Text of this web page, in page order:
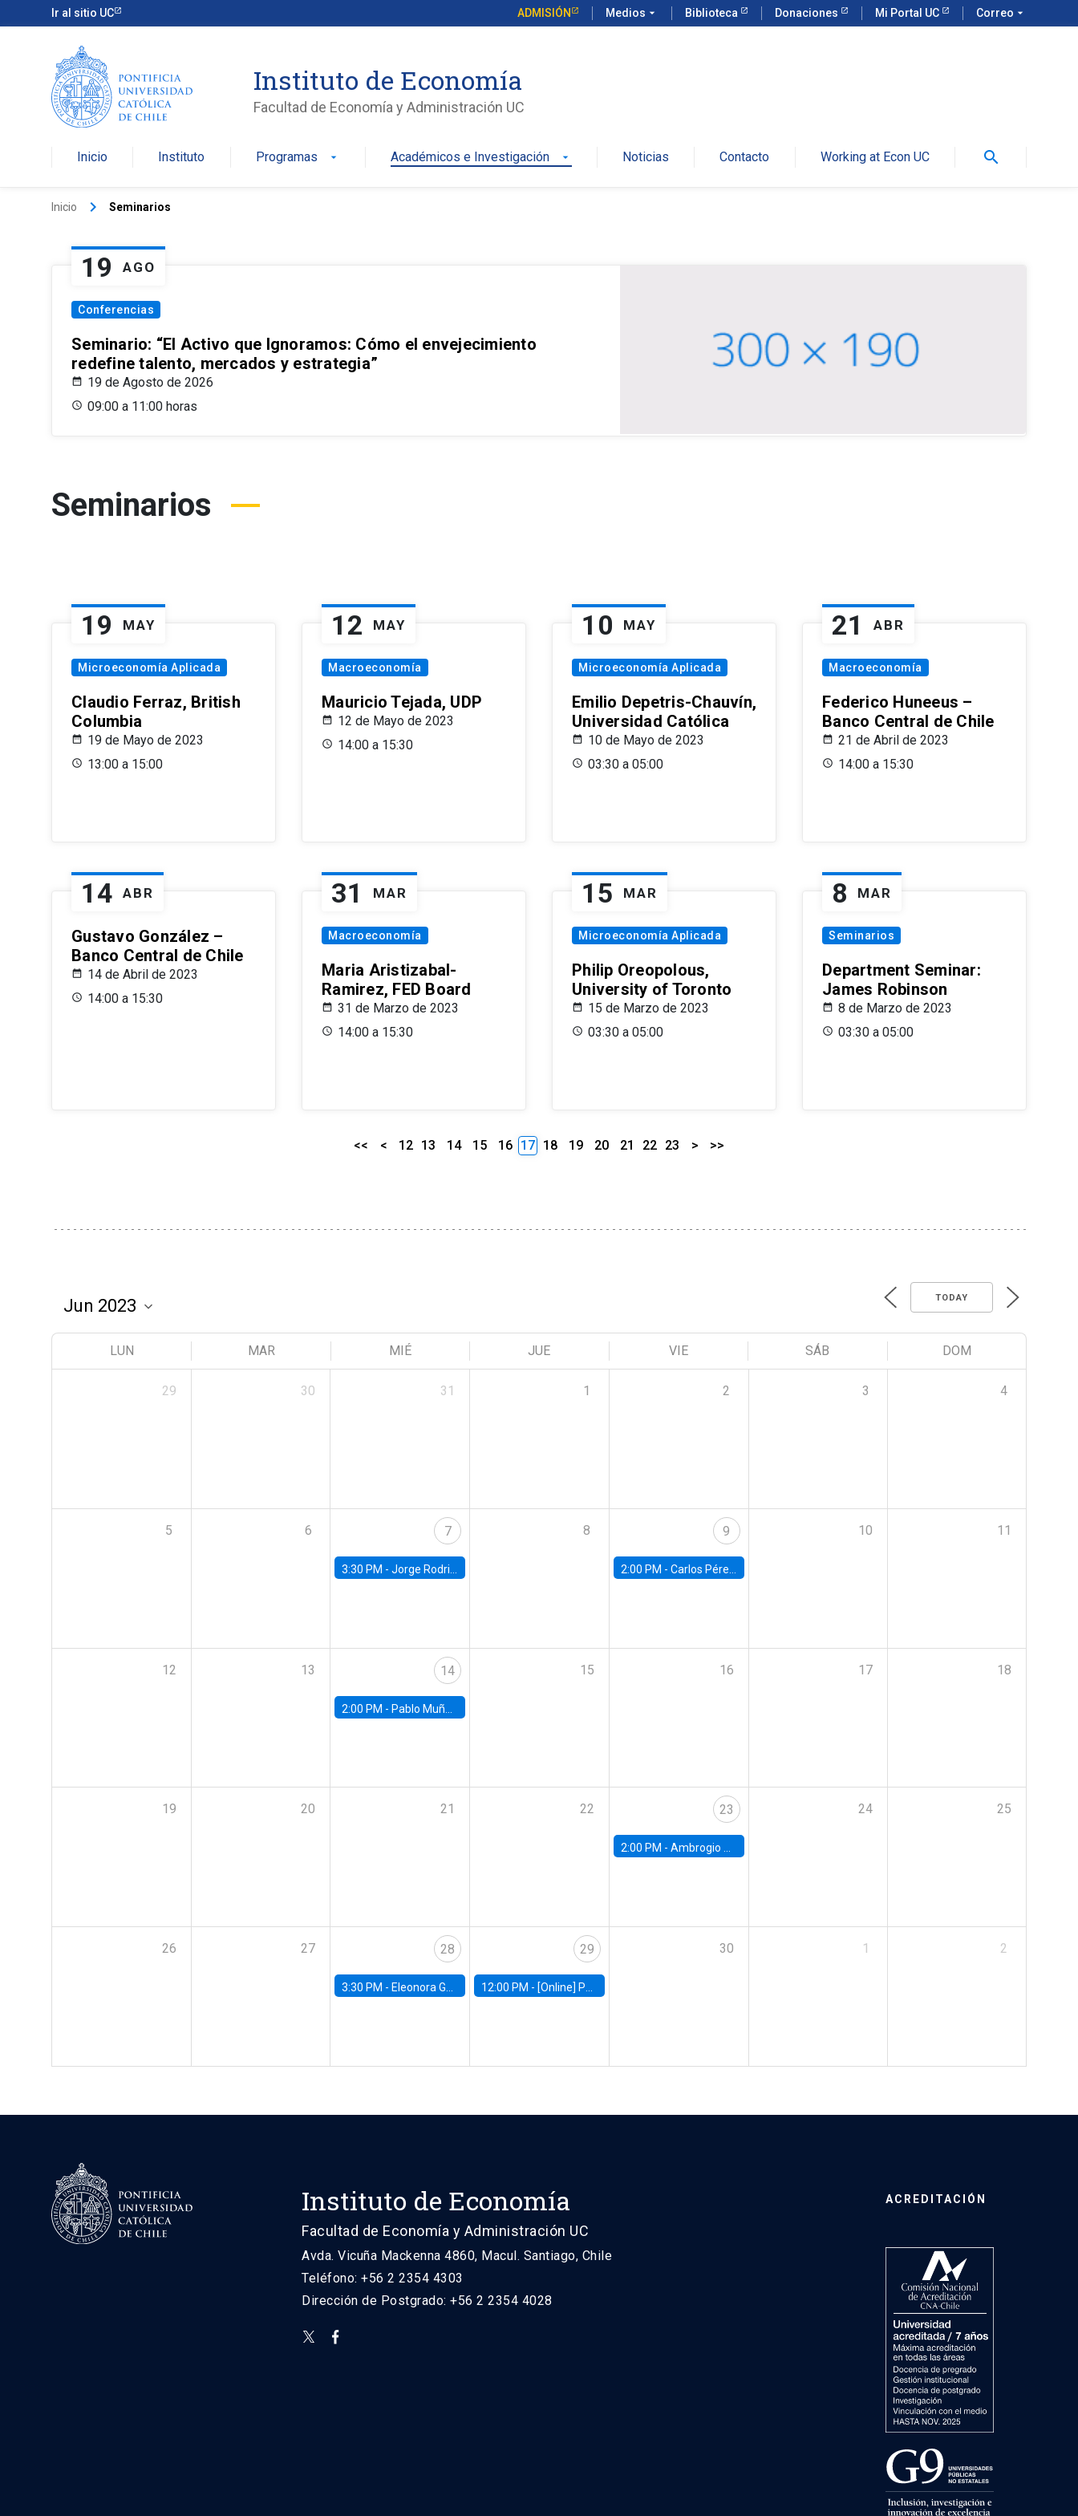
Ir al sitio UC ADMISIÓN Medios arrow_drop_down Biblioteca Donaciones Mi Portal UC Correo arrow_drop_down
Instituto de Economía
Facultad de Economía y Administración UC
Inicio Instituto Programas arrow_drop_down Académicos e Investigación arrow_drop_down Noticias Contacto Working at Econ UC search
Inicio keyboard_arrow_right Seminarios
19 AGO
Conferencias
Seminario: “El Activo que Ignoramos: Cómo el envejecimiento
redefine talento, mercados y estrategia”
19 de Agosto de 2026
09:00 a 11:00 horas
Seminarios
19 MAY
Microeconomía Aplicada
Claudio Ferraz, British
Columbia
19 de Mayo de 2023
13:00 a 15:00
12 MAY
Macroeconomía
Mauricio Tejada, UDP
12 de Mayo de 2023
14:00 a 15:30
10 MAY
Microeconomía Aplicada
Emilio Depetris-Chauvín,
Universidad Católica
10 de Mayo de 2023
03:30 a 05:00
21 ABR
Macroeconomía
Federico Huneeus –
Banco Central de Chile
21 de Abril de 2023
14:00 a 15:30
14 ABR
Gustavo González –
Banco Central de Chile
14 de Abril de 2023
14:00 a 15:30
31 MAR
Macroeconomía
Maria Aristizabal-
Ramirez, FED Board
31 de Marzo de 2023
14:00 a 15:30
15 MAR
Microeconomía Aplicada
Philip Oreopolous,
University of Toronto
15 de Marzo de 2023
03:30 a 05:00
8 MAR
Seminarios
Department Seminar:
James Robinson
8 de Marzo de 2023
03:30 a 05:00
<< < 12 13 14 15 16 17 18 19 20 21 22 23 > >>
TODAY
LUN MAR MIÉ JUE VIE SÁB DOM
29 30 31 1 2 3 4
5 6 7
3:30 PM -Jorge Rodriguez, Universidad de Los Andes
8 9
2:00 PM - Carlos Pérez, Universidad Finis Terrae
10 11
12 13 14
2:00 PM - Pablo Muñoz, Universidad de Chile
15 16 17 18
19 20 21 22 23
2:00 PM - Ambrogio Cesa-Bianchi, Bank of England
24 25
26 27 28
3:30 PM - Eleonora Guarnieri, Exeter University
29
12:00 PM - [Online] Pablo Slutzky, University of Maryland
30 1 2
Instituto de Economía
Facultad de Economía y Administración UC
Avda. Vicuña Mackenna 4860, Macul. Santiago, Chile
Teléfono: +56 2 2354 4303
Dirección de Postgrado: +56 2 2354 4028
ACREDITACIÓN